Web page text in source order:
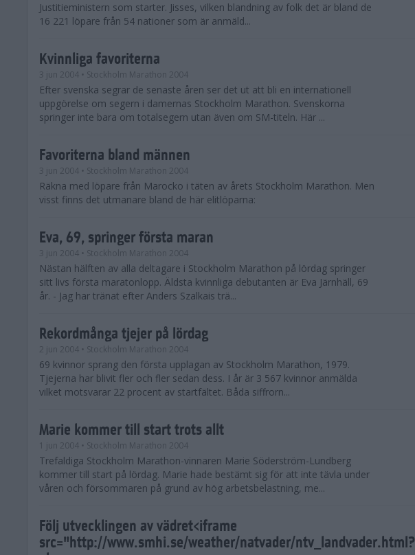
Justitieministern som starter. Jisses, vilken blandning av folk det är bland de
16 221 löpare från 54 nationer som är anmäld...
Kvinnliga favoriterna
3 jun 2004 • Stockholm Marathon 2004
Efter svenska segrar de senaste åren ser det ut att bli en internationell
uppgörelse om segern i damernas Stockholm Marathon. Svenskorna
springer inte bara om totalsegern utan även om SM-titeln. Här ...
Favoriterna bland männen
3 jun 2004 • Stockholm Marathon 2004
Räkna med löpare från Marocko i täten av årets Stockholm Marathon. Men
visst finns det utmanare bland de här elitlöparna:
Eva, 69, springer första maran
3 jun 2004 • Stockholm Marathon 2004
Nästan hälften av alla deltagare i Stockholm Marathon på lördag springer
sitt livs första maratonlopp. Äldsta kvinnliga debutanten är Eva Järnhäll, 69
år. - Jag har tränat efter Anders Szalkais trä...
Rekordmånga tjejer på lördag
2 jun 2004 • Stockholm Marathon 2004
69 kvinnor sprang den första upplagan av Stockholm Marathon, 1979.
Tjejerna har blivit fler och fler sedan dess. I år är 3 567 kvinnor anmälda
vilket motsvarar 22 procent av startfältet. Båda siffrorn...
Marie kommer till start trots allt
1 jun 2004 • Stockholm Marathon 2004
Trefaldiga Stockholm Marathon-vinnaren Marie Söderström-Lundberg
kommer till start på lördag. Marie hade bestämt sig för att inte tävla under
våren och försommaren på grund av hög arbetsbelastning, me...
Följ utvecklingen av vädret<iframe
src="http://www.smhi.se/weather/natvader/ntv_landvader.html?